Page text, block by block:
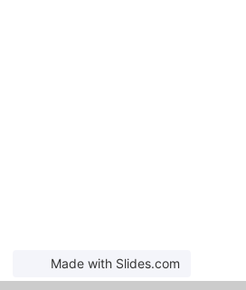
Made with Slides.com